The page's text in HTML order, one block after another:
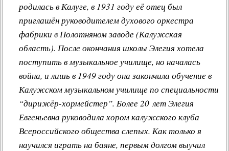
родилась в Калуге, в 1931 году её отец был
приглашён руководителем духового оркестра
фабрики в Полотняном заводе (Калужская
область). После окончания школы Элегия хотела
поступить в музыкальное училище, но началась
война, и лишь в 1949 году она закончила обучение в
Калужском музыкальном училище по специальности
“дирижёр-хормейстер”. Более 20 лет Элегия
Евгеньевна руководила хором калужского клуба
Всероссийского общества слепых. Как только я
научился играть на баяне, первым долгом выучил